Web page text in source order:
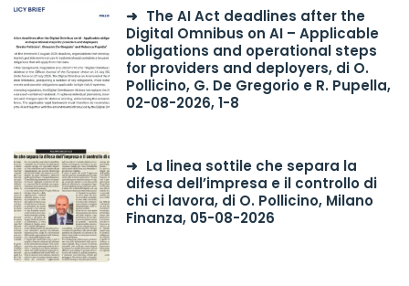
The AI Act deadlines after the
Digital Omnibus on AI – Applicable
obligations and operational steps
for providers and deployers, di O.
Pollicino, G. De Gregorio e R. Pupella,
02-08-2026, 1-8
La linea sottile che separa la
difesa dell’impresa e il controllo di
chi ci lavora, di O. Pollicino, Milano
Finanza, 05-08-2026